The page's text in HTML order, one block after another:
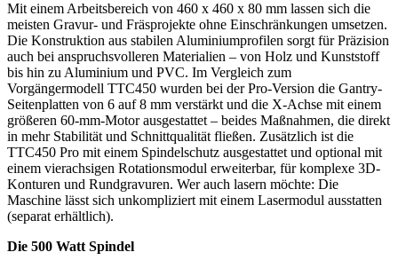
Mit einem Arbeitsbereich von 460 x 460 x 80 mm lassen sich die
meisten Gravur- und Fräsprojekte ohne Einschränkungen umsetzen.
Die Konstruktion aus stabilen Aluminiumprofilen sorgt für Präzision
auch bei anspruchsvolleren Materialien – von Holz und Kunststoff
bis hin zu Aluminium und PVC. Im Vergleich zum
Vorgängermodell TTC450 wurden bei der Pro-Version die Gantry-
Seitenplatten von 6 auf 8 mm verstärkt und die X-Achse mit einem
größeren 60-mm-Motor ausgestattet – beides Maßnahmen, die direkt
in mehr Stabilität und Schnittqualität fließen. Zusätzlich ist die
TTC450 Pro mit einem Spindelschutz ausgestattet und optional mit
einem vierachsigen Rotationsmodul erweiterbar, für komplexe 3D-
Konturen und Rundgravuren. Wer auch lasern möchte: Die
Maschine lässt sich unkompliziert mit einem Lasermodul ausstatten
(separat erhältlich).
Die 500 Watt Spindel